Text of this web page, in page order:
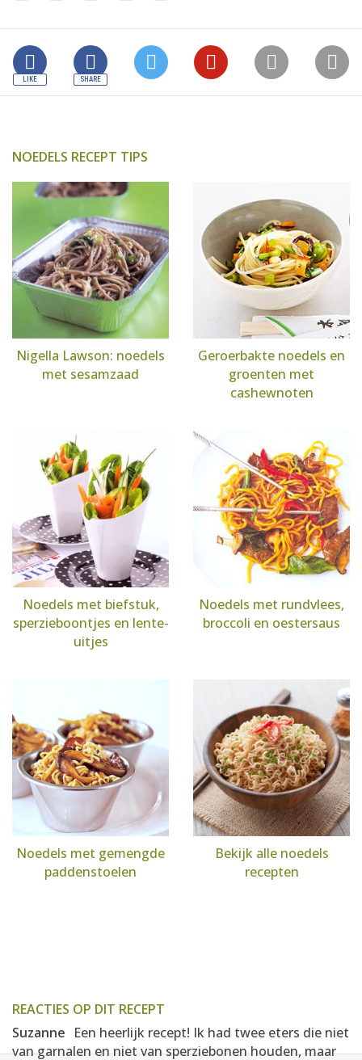
NOEDELS RECEPT TIPS
Nigella Lawson: noedels
met sesamzaad
Geroerbakte noedels en
groenten met
cashewnoten
Noedels met biefstuk,
sperzieboontjes en lente-
uitjes
Noedels met rundvlees,
broccoli en oestersaus
Noedels met gemengde
paddenstoelen
Bekijk alle noedels
recepten
REACTIES OP DIT RECEPT
Suzanne Een heerlijk recept! Ik had twee eters die niet
van garnalen en niet van sperziebonen houden, maar